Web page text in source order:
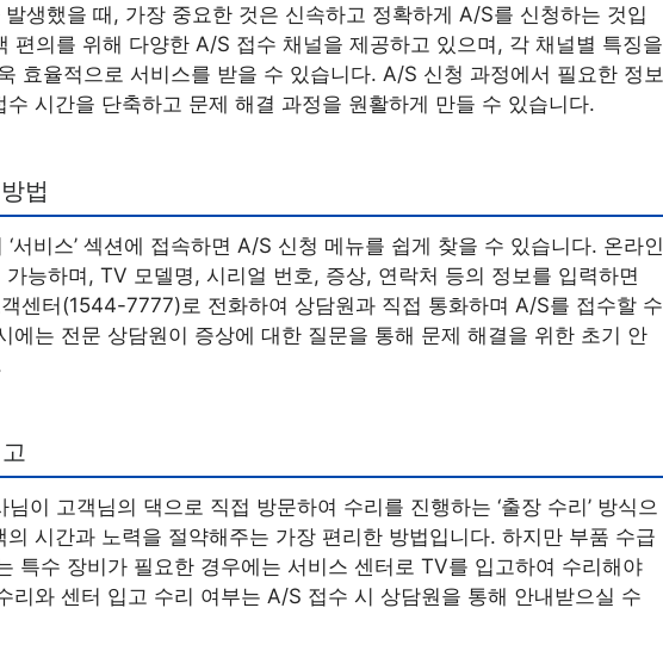
생했을 때, 가장 중요한 것은 신속하고 정확하게 A/S를 신청하는 것입
편의를 위해 다양한 A/S 접수 채널을 제공하고 있으며, 각 채널별 특징을
효율적으로 서비스를 받을 수 있습니다. A/S 신청 과정에서 필요한 정보
시간을 단축하고 문제 해결 과정을 원활하게 만들 수 있습니다.
법
서비스’ 섹션에 접속하면 A/S 신청 메뉴를 쉽게 찾을 수 있습니다. 온라인
능하며, TV 모델명, 시리얼 번호, 증상, 연락처 등의 정보를 입력하면
센터(1544-7777)로 전화하여 상담원과 직접 통화하며 A/S를 접수할 수
에는 전문 상담원이 증상에 대한 질문을 통해 문제 해결을 위한 초기 안
이 고객님의 댁으로 직접 방문하여 수리를 진행하는 ‘출장 수리’ 방식으
의 시간과 노력을 절약해주는 가장 편리한 방법입니다. 하지만 부품 수급
특수 장비가 필요한 경우에는 서비스 센터로 TV를 입고하여 수리해야
리와 센터 입고 수리 여부는 A/S 접수 시 상담원을 통해 안내받으실 수